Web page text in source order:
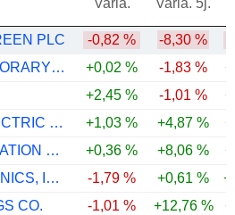
Varia. Varia. 5j.
PLC -0,82 % -8,30 %
CATL (CONTEMPORARY AMPEREX TECHNOLOGY)
+0,02 % -1,83 %
+2,45 % -1,01 %
SCHNEIDER ELECTRIC SE
+1,03 % +4,87 %
EATON CORPORATION PLC
+0,36 % +8,06 %
DELTA ELECTRONICS, INC.
-1,79 % +0,61 %
CO.
-1,01 % +12,76 %